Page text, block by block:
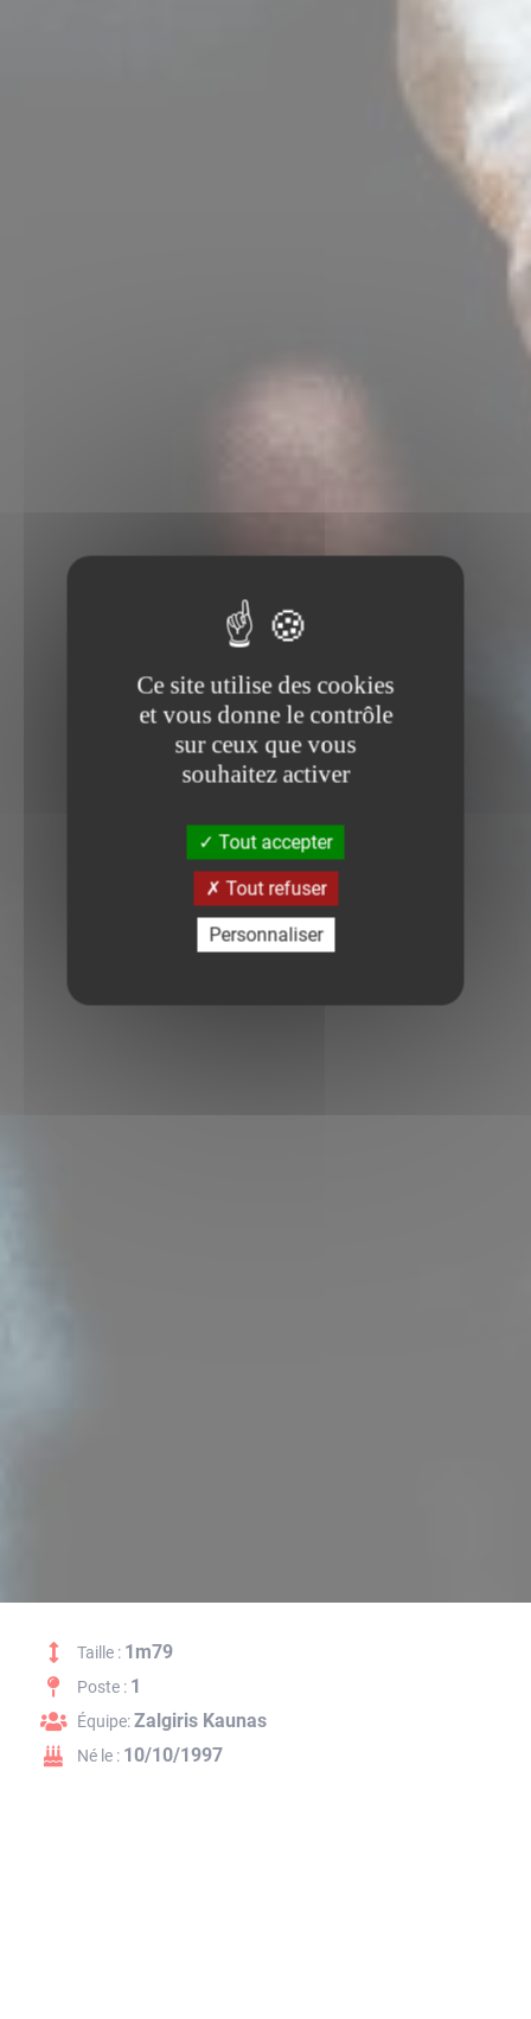
Taille : 1m79
Poste : 1
Équipe:Zalgiris Kaunas
Né le : 10/10/1997
Ce site utilise des cookies
et vous donne le contrôle
sur ceux que vous
souhaitez activer
Tout accepter
Tout refuser
Personnaliser